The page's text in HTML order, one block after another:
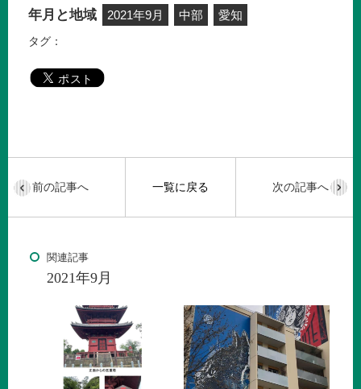
年月と地域 2021年9月 中部 愛知
タグ：
一覧に戻る
前の記事へ 次の記事へ
関連記事
2021年9月